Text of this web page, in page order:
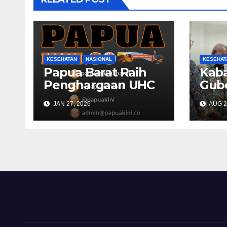
KESEHATAN NASIONAL
Papua Barat Raih
Penghargaan UHC
Award BPJS
Kesehatan
JAN 27, 2026 AUG